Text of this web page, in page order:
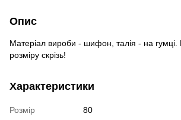
Опис
Матеріал вироби - шифон, талія - ​​на
розміру скрізь!
Характеристики
Розмір
80